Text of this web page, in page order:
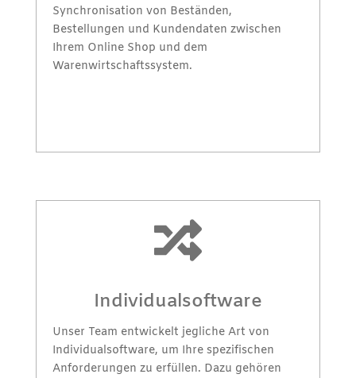
Synchronisation von Beständen,
Bestellungen und Kundendaten zwischen
Ihrem Online Shop und dem
Warenwirtschaftssystem.

Individualsoftware
Unser Team entwickelt jegliche Art von
Individualsoftware, um Ihre spezifischen
Anforderungen zu erfüllen. Dazu gehören